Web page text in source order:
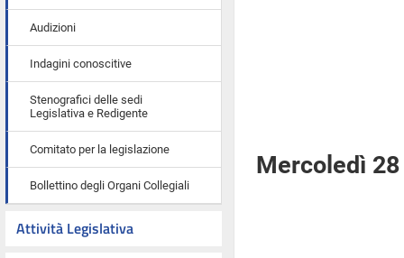
Audizioni
Indagini conoscitive
Stenografici delle sedi
Legislativa e Redigente
Comitato per la legislazione
Bollettino degli Organi Collegiali
Attività Legislativa
Mercoledì